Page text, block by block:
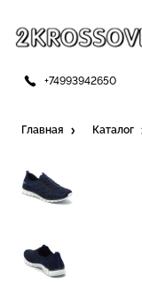
+74993942650
Главная Каталог